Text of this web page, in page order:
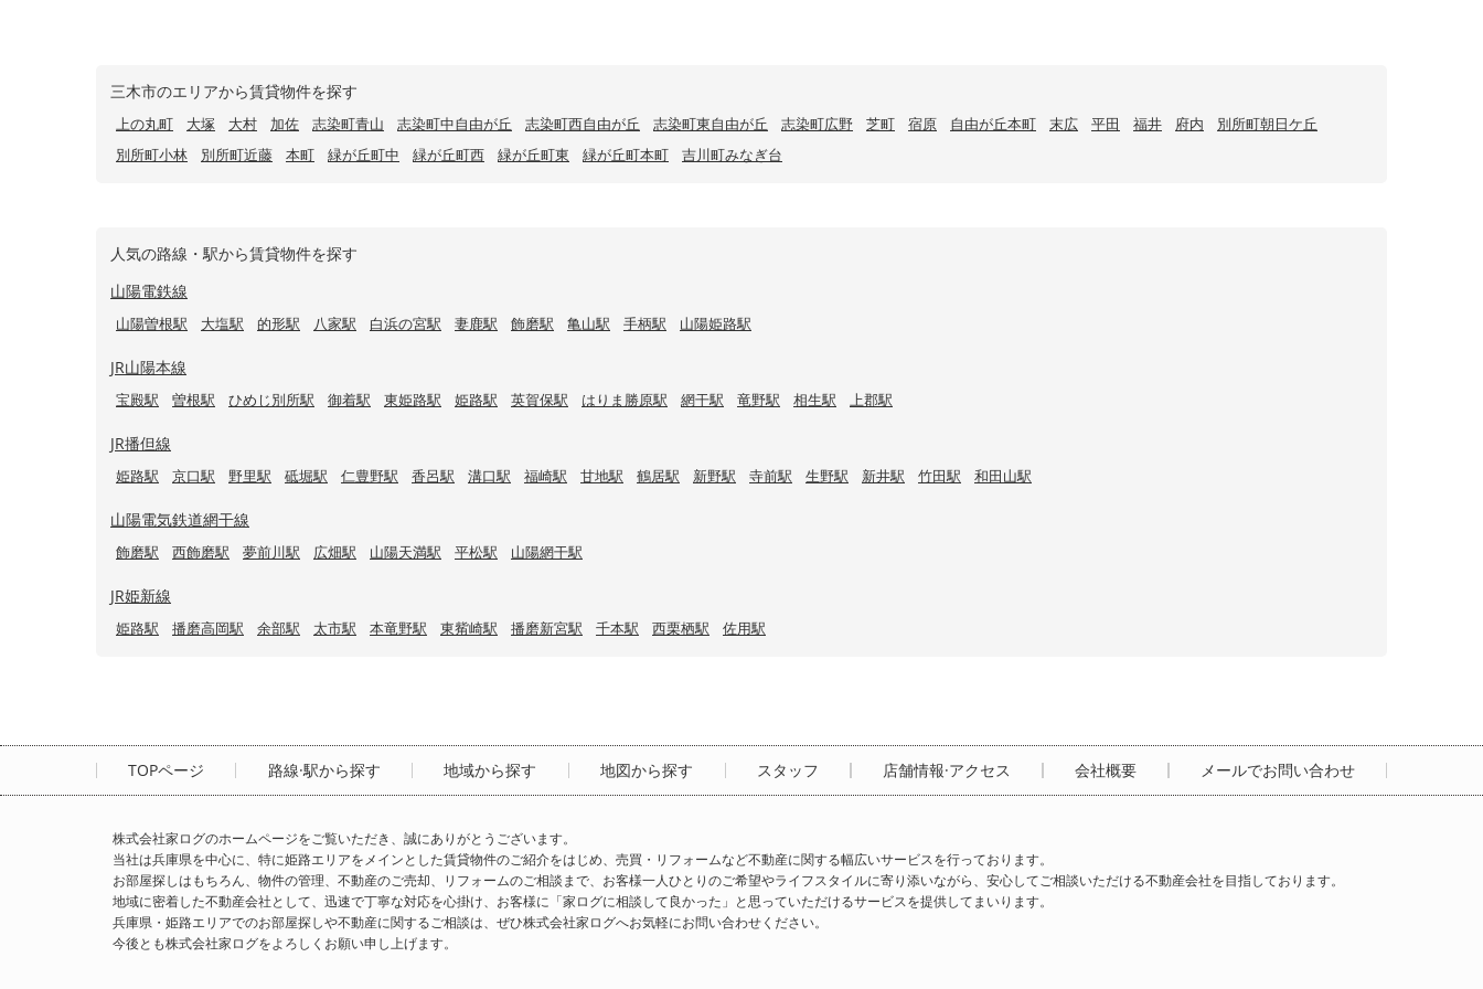
三木市のエリアから賃貸物件を探す
上の丸町 大塚 大村 加佐 志染町青山 志染町中自由が丘 志染町西自由が丘 志染町東自由が丘 志染町広野 芝町 宿原 自由が丘本町 末広 平田 福井 府内
別所町朝日ケ丘
別所町小林
別所町近藤 本町 緑が丘町中 緑が丘町西 緑が丘町東 緑が丘町本町 吉川町みなぎ台
人気の路線・駅から賃貸物件を探す
山陽電鉄線
山陽曽根駅 大塩駅 的形駅 八家駅 白浜の宮駅 妻鹿駅 飾磨駅 亀山駅 手柄駅 山陽姫路駅
JR山陽本線
宝殿駅 曽根駅 ひめじ別所駅 御着駅 東姫路駅 姫路駅 英賀保駅 はりま勝原駅 網干駅 竜野駅 相生駅 上郡駅
JR播但線
姫路駅 京口駅 野里駅 砥堀駅 仁豊野駅 香呂駅 溝口駅 福崎駅 甘地駅 鶴居駅 新野駅 寺前駅 生野駅 新井駅 竹田駅 和田山駅
山陽電気鉄道網干線
飾磨駅 西飾磨駅 夢前川駅 広畑駅 山陽天満駅 平松駅 山陽網干駅
JR姫新線
姫路駅 播磨高岡駅 余部駅 太市駅 本竜野駅 東觜崎駅 播磨新宮駅 千本駅 西栗栖駅 佐用駅
TOPページ 路線·駅から探す 地域から探す 地図から探す スタッフ 店舗情報·アクセス 会社概要 メールでお問い合わせ
株式会社家ログのホームページをご覧いただき、誠にありがとうございます。
当社は兵庫県を中心に、特に姫路エリアをメインとした賃貸物件のご紹介をはじめ、売買・リフォームなど不動産に関する幅広いサービスを行っております。
お部屋探しはもちろん、物件の管理、不動産のご売却、リフォームのご相談まで、お客様一人ひとりのご希望やライフスタイルに寄り添いながら、安心してご相談いただける不動産会社を目指しております。
地域に密着した不動産会社として、迅速で丁寧な対応を心掛け、お客様に「家ログに相談して良かった」と思っていただけるサービスを提供してまいります。
兵庫県・姫路エリアでのお部屋探しや不動産に関するご相談は、ぜひ株式会社家ログへお気軽にお問い合わせください。
今後とも株式会社家ログをよろしくお願い申し上げます。